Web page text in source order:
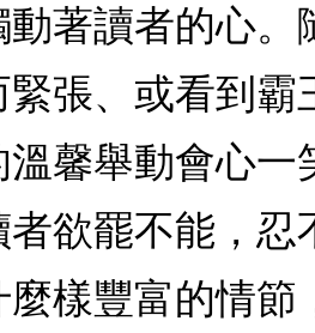
動著讀者的心
張、或看到霸
溫馨舉動會心
者欲罷不能，
麼樣豐富的情